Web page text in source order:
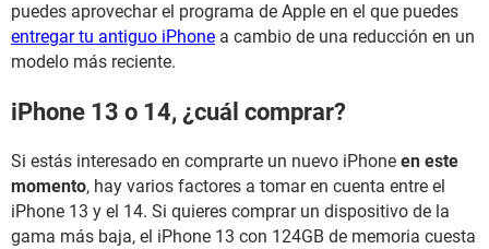
puedes aprovechar el programa de Apple en el que puedes
entregar tu antiguo iPhone a cambio de una reducción en un
modelo más reciente.
iPhone 13 o 14, ¿cuál comprar?
Si estás interesado en comprarte un nuevo iPhone en este
momento, hay varios factores a tomar en cuenta entre el
iPhone 13 y el 14. Si quieres comprar un dispositivo de la
gama más baja, el iPhone 13 con 124GB de memoria cuesta